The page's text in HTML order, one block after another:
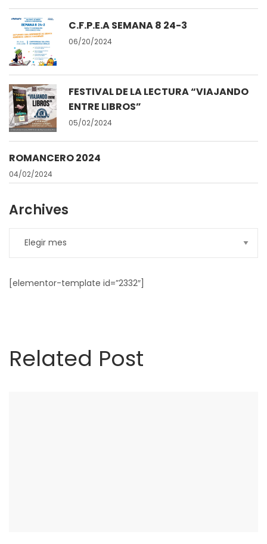
C.F.P.E.A SEMANA 8 24-3
06/20/2024
FESTIVAL DE LA LECTURA “VIAJANDO
ENTRE LIBROS”
05/02/2024
ROMANCERO 2024
04/02/2024
Archives
[elementor-template id=”2332″]
Related Post